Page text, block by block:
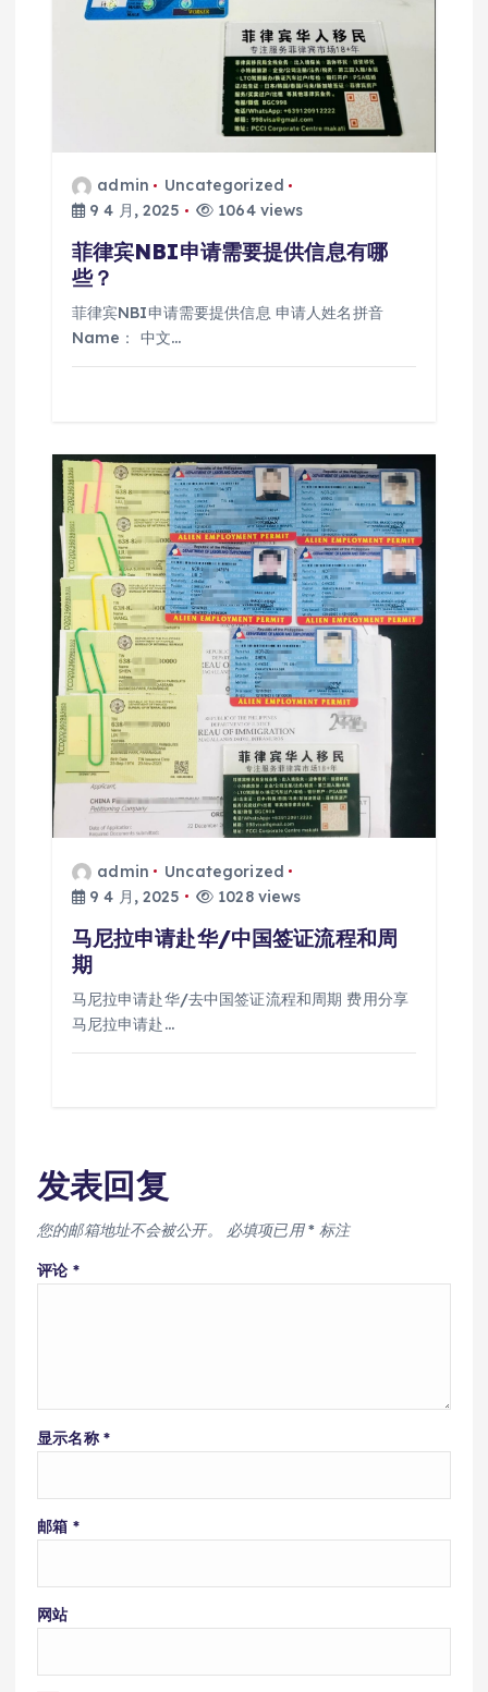
admin
Uncategorized
9 4 月, 2025
1064 views
菲律宾NBI申请需要提供信息有哪
些？
菲律宾NBI申请需要提供信息 申请人姓名拼音
Name： 中文…
admin
Uncategorized
9 4 月, 2025
1028 views
马尼拉申请赴华/中国签证流程和周
期
马尼拉申请赴华/去中国签证流程和周期 费用分享
马尼拉申请赴…
发表回复
您的邮箱地址不会被公开。 必填项已用* 标注
评论 *
显示名称 *
邮箱 *
网站